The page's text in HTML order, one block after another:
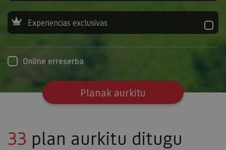
Experiencias exclusivas
Online erreserba
Planak aurkitu
33 plan aurkitu ditugu